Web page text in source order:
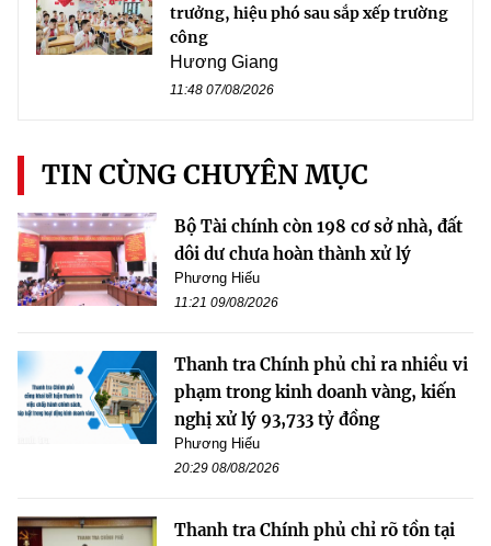
trưởng, hiệu phó sau sắp xếp trường
công
Hương Giang
11:48 07/08/2026
TIN CÙNG CHUYÊN MỤC
Bộ Tài chính còn 198 cơ sở nhà, đất
dôi dư chưa hoàn thành xử lý
Phương Hiếu
11:21 09/08/2026
Thanh tra Chính phủ chỉ ra nhiều vi
phạm trong kinh doanh vàng, kiến
nghị xử lý 93,733 tỷ đồng
Phương Hiếu
20:29 08/08/2026
Thanh tra Chính phủ chỉ rõ tồn tại